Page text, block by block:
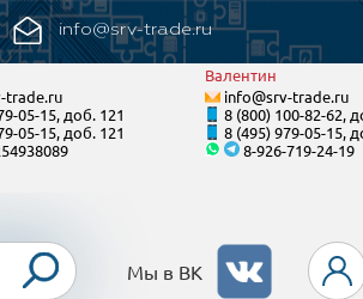
info@srv-trade.ru
trade.ru
05-15, доб. 121
05-15, доб. 121
Валентин
info@srv-trade.ru
8 (800) 100-82-62,
8 (495) 979-05-15,
8-926-719-24-19
Мы в ВК